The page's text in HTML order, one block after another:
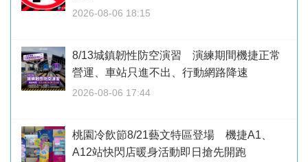
2026-08-06 18:15
8/13城鎮韌性防空演習 演練期間機捷正常
營運、車站只進不出、行動網路降速
2026-08-06 17:44
桃園冷飲節8/21藝文特區登場 機捷A1、
A12站快閃店暖身活動即日搶先開跑